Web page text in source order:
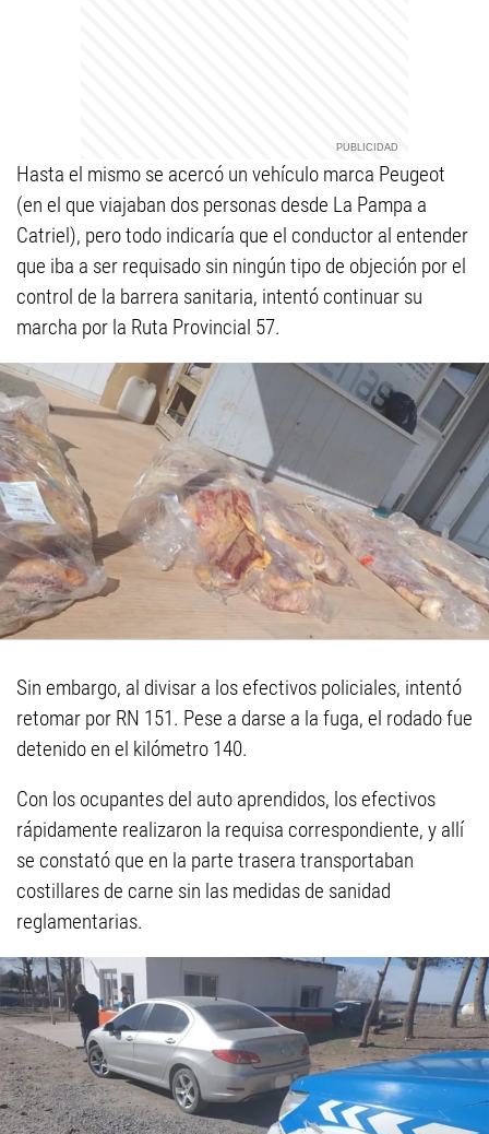
Hasta el mismo se acercó un vehículo marca Peugeot
(en el que viajaban dos personas desde La Pampa a
Catriel), pero todo indicaría que el conductor al entender
que iba a ser requisado sin ningún tipo de objeción por el
control de la barrera sanitaria, intentó continuar su
marcha por la Ruta Provincial 57.
Sin embargo, al divisar a los efectivos policiales, intentó
retomar por RN 151. Pese a darse a la fuga, el rodado fue
detenido en el kilómetro 140.
Con los ocupantes del auto aprendidos, los efectivos
rápidamente realizaron la requisa correspondiente, y allí
se constató que en la parte trasera transportaban
costillares de carne sin las medidas de sanidad
reglamentarias.